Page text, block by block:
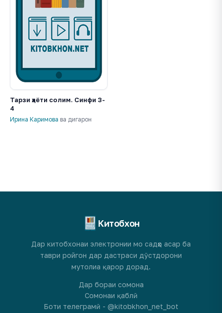
Тарзи ҳаёти солим. Синфи 3-
4
Ирина Каримова ва дигарон
Китобхон
Дар китобхонаи электронии мо садҳо асар ба
таври ройгон дар дастраси дӯстдорони
мутолиа қарор дорад.
Дар бораи сомона
Сомонаи қаблӣ
Боти телеграмӣ - @kitobkhon_net_bot